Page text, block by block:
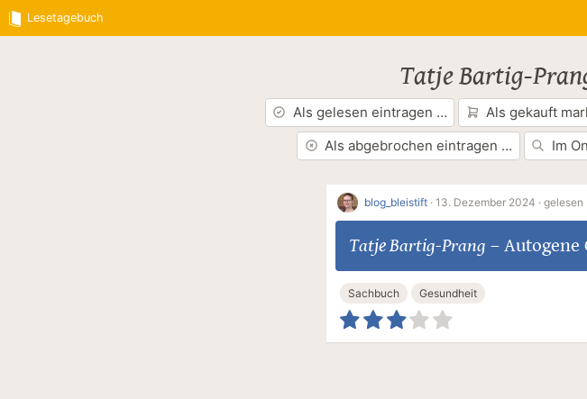
Lesetagebuch
Tatje Bartig-
Als gelesen eintragen … Als gekauft
Als abgebrochen eintragen …
Im
blog_bleistift · 13. Dezember 2024 · gelesen
Tatje Bartig-Prang – Autogene
Sachbuch Gesundheit